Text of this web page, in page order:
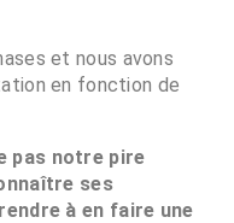
et nous avons
en fonction de
pas notre pire
ses
à en faire une